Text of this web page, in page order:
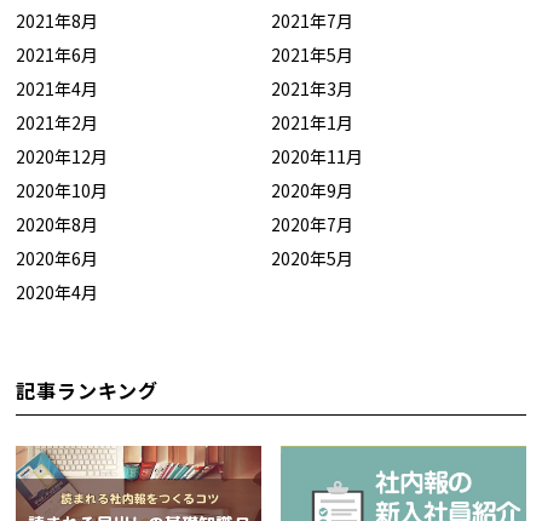
2021年8月
2021年7月
2021年6月
2021年5月
2021年4月
2021年3月
2021年2月
2021年1月
2020年12月
2020年11月
2020年10月
2020年9月
2020年8月
2020年7月
2020年6月
2020年5月
2020年4月
記事ランキング